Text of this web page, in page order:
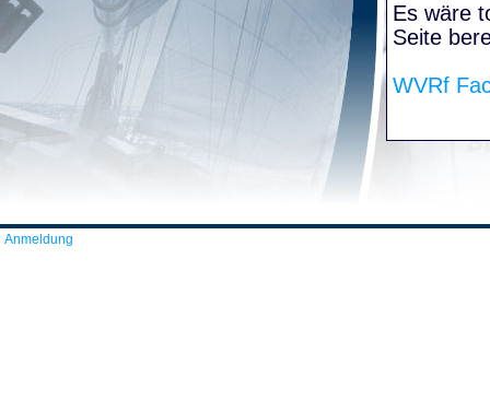
Es wäre
Seite
WVRf
Anmeldung